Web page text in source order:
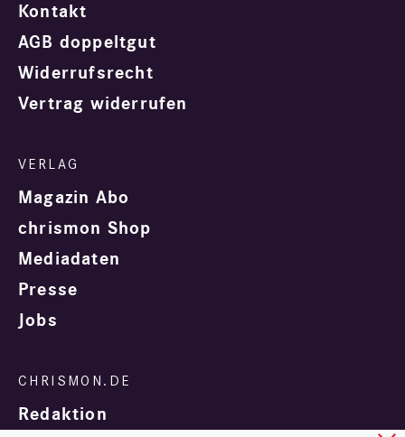
Kontakt
AGB doppeltgut
Widerrufsrecht
Vertrag widerrufen
Magazin Abo
chrismon Shop
Mediadaten
Presse
Jobs
Redaktion